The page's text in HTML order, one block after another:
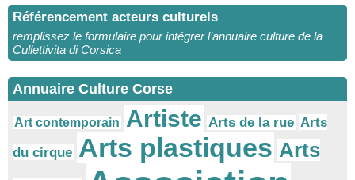
Référencement acteurs culturels
remplissez le formulaire pour intégrer l’annuaire culture de la
Cullettivita di Corsica
Annuaire Culture Corse
Art contemporain Artiste Arts de la rue Arts
du cirque Arts plastiques Arts